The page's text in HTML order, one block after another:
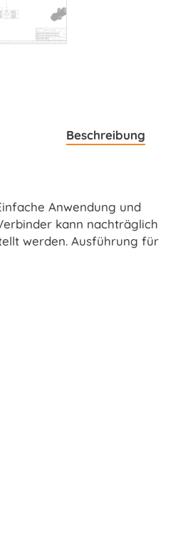
Beschreibung
Anwendung und
kann nachträglich
werden. Ausführung für